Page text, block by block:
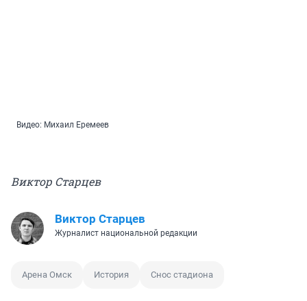
Видео: Михаил Еремеев
Виктор Старцев
Виктор Старцев
Журналист национальной редакции
Арена Омск История Снос стадиона